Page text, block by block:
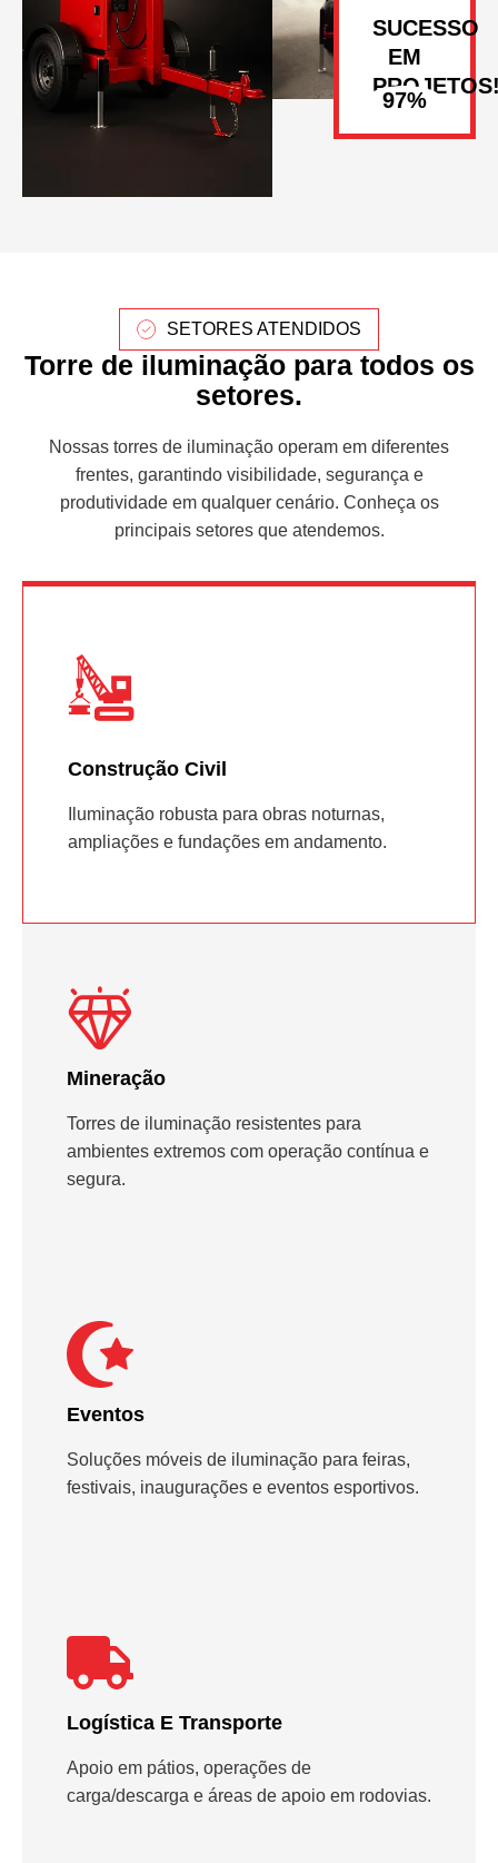
SUCESSO
EM
SETORES ATENDIDOS
Torre de iluminação para todos os
setores.
Nossas torres de iluminação operam em diferentes
frentes, garantindo visibilidade, segurança e
produtividade em qualquer cenário. Conheça os
principais setores que atendemos.
Construção Civil
Iluminação robusta para obras noturnas,
ampliações e fundações em andamento.
Mineração
Torres de iluminação resistentes para
ambientes extremos com operação contínua e
segura.
Eventos
Soluções móveis de iluminação para feiras,
festivais, inaugurações e eventos esportivos.
Logística E Transporte
Apoio em pátios, operações de
carga/descarga e áreas de apoio em rodovias.